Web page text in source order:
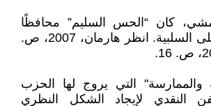
كان “الحس السليم” محافظًا
أيديولوجيًا ويحث على السلبية. انظر هارمان، 2007، ص.
والممارسة" التي يروج لها الحزب
النقدي لإيجاد الشكل النظري